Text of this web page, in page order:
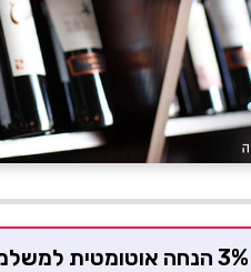
3% הנחה אוטומטית למשלמים בכרטיס המועדון